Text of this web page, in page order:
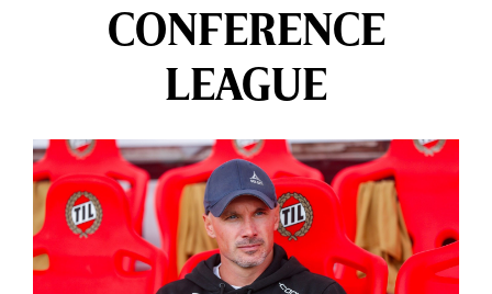
CONFERENCE
LEAGUE